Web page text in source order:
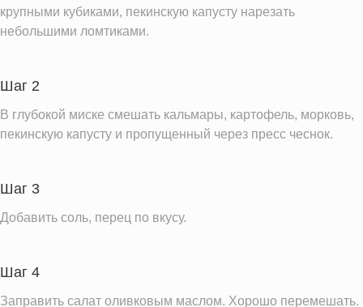
Насыщенные жиры
крупными кубиками, пекинскую капусту нарезать
небольшими ломтиками.
Шаг 2
В глубокой миске смешать кальмары, картофель, морковь,
пекинскую капусту и пропущенный через пресс чеснок.
Шаг 3
Добавить соль, перец по вкусу.
Шаг 4
Заправить салат оливковым маслом. Хорошо перемешать.